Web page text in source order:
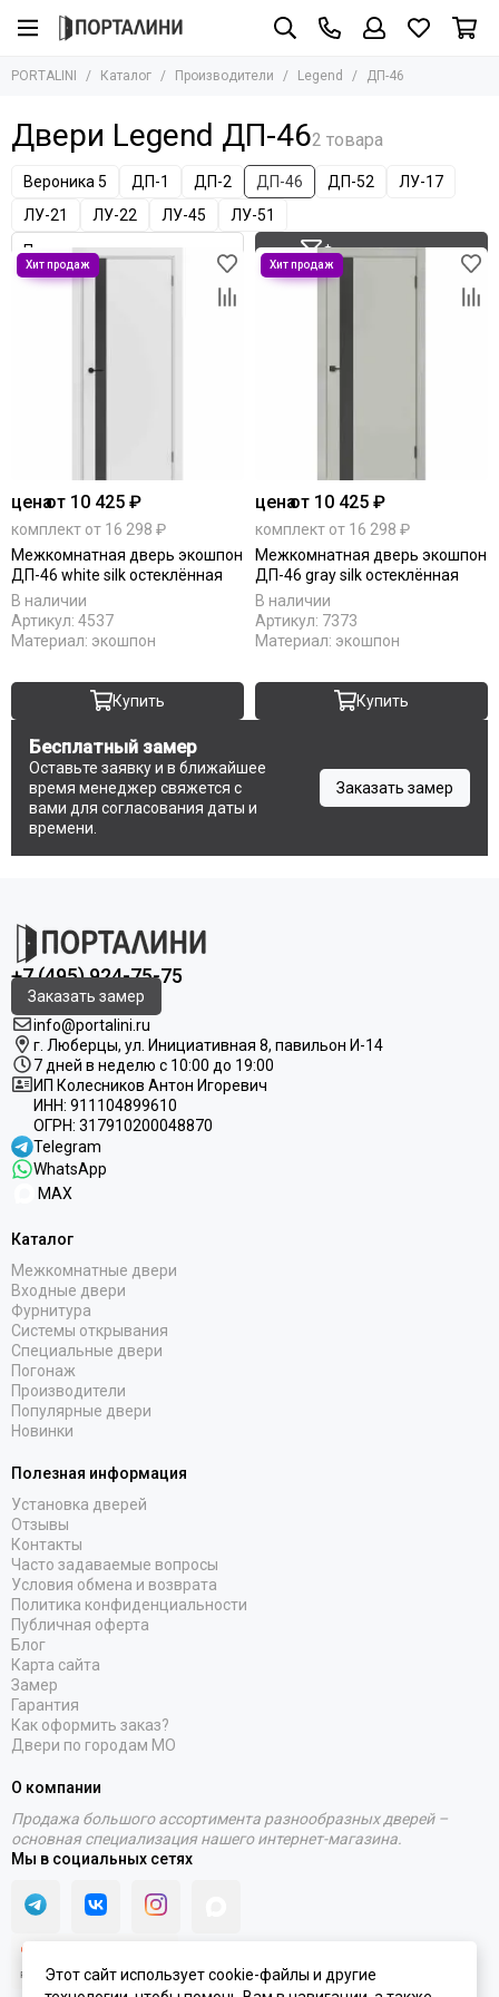
Производители
Albero
Armadillo
Archie
Aurum Doors
Bravo
Krona Koblenz
Komfort Doors
Legend
Luxor
Milyana
Morelli
Ofram
Optima Porte
Porta Di Parma
Porte Vista
Portika
Poseidon
Profilo Porte
STR
VFD
Velldoris
Uberture
Акма
АСД
Дворецкий
ЗАО ПО Одинцово
Оникс
Ока
Пожметком
Шейл Дорс
Юркас
PORTALINI Каталог Производители Legend ДП-46
Двери Legend ДП-46
Вероника 5 ДП-1 ДП-2 ДП-46 ДП-52
ЛУ-17
ЛУ-21
ЛУ-22 ЛУ-45
ЛУ-51
Фильтр товаров
ценаот 10 425 ₽
комплект от 16 298 ₽
Межкомнатная дверь экошпон
ДП-46 white silk остеклённая
В наличии
Артикул: 4537
Материал: экошпон
Купить
ценаот 10 425 ₽
комплект от 16 298 ₽
Межкомнатная дверь экошпон
ДП-46 gray silk остеклённая
В наличии
Артикул: 7373
Материал: экошпон
Купить
Бесплатный замер
Оставьте заявку и в ближайшее
время менеджер свяжется с
вами для согласования даты и
времени.
Заказать замер
+7 (495) 924-75-75
Заказать замер
info@portalini.ru
г. Люберцы, ул. Инициативная 8, павильон И-14
7 дней в неделю с 10:00 до 19:00
ИП Колесников Антон Игоревич
ИНН: 911104899610
ОГРН: 317910200048870
Telegram
WhatsApp
MAX
Каталог
Межкомнатные двери
Входные двери
Фурнитура
Системы открывания
Специальные двери
Погонаж
Производители
Популярные двери
Новинки
Полезная информация
Установка дверей
Отзывы
Контакты
Часто задаваемые вопросы
Условия обмена и возврата
Политика конфиденциальности
Публичная оферта
Блог
Карта сайта
Замер
Гарантия
Как оформить заказ?
Двери по городам МО
О компании
Продажа большого ассортимента разнообразных дверей –
основная специализация нашего интернет-магазина.
Мы в социальных сетях
Этот сайт использует cookie-файлы и другие